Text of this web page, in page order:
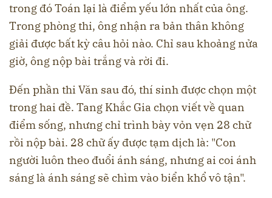
trong đó Toán lại là điểm yếu lớn nhất của ông.
Trong phòng thi, ông nhận ra bản thân không
giải được bất kỳ câu hỏi nào. Chỉ sau khoảng nửa
giờ, ông nộp bài trắng và rời đi.
Đến phần thi Văn sau đó, thí sinh được chọn một
trong hai đề. Tang Khắc Gia chọn viết về quan
điểm sống, nhưng chỉ trình bày vỏn vẹn 28 chữ
rồi nộp bài. 28 chữ ấy được tạm dịch là: "Con
người luôn theo đuổi ánh sáng, nhưng ai coi ánh
sáng là ánh sáng sẽ chìm vào biển khổ vô tận".